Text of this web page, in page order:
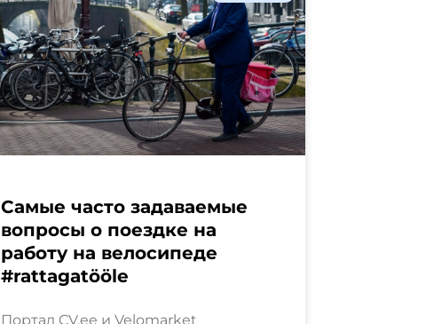
Самые часто задаваемые
вопросы о поездке на
работу на велосипеде
#rattagatööle
Портал CV.ee и Velomarket